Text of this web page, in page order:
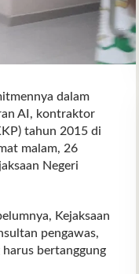
dalam
AI, kontraktor
tahun 2015 di
malam, 26
Negeri
Kejaksaan
pengawas,
bertanggung